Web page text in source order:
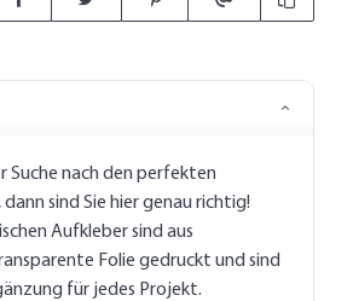
Suche nach den perfekten
sind Sie hier genau richtig!
Aufkleber sind aus
Folie gedruckt und sind
für jedes Projekt.